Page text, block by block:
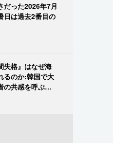
だった2026年7月
日は過去2番目の
失格』はなぜ海
るのか:韓国で大
の共感を呼ぶ